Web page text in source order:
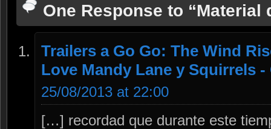
One Response to “Material
Trailers a Go Go: The Wind
Love Mandy Lane y Squirrels
25/08/2013 at 22:00
[…] recordad que durante este